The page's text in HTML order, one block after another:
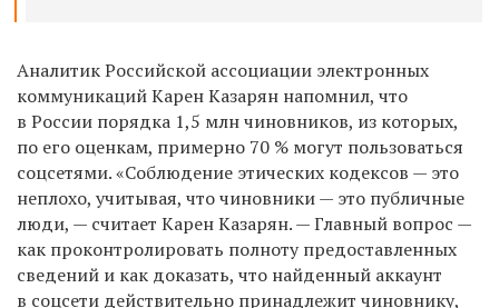
Аналитик Российской ассоциации электронных
коммуникаций Карен Казарян напомнил, что
в России порядка 1,5 млн чиновников, из которых,
по его оценкам, примерно 70 % могут пользоваться
соцсетями. «Соблюдение этических кодексов — это
неплохо, учитывая, что чиновники — это публичные
люди, — считает Карен Казарян. — Главный вопрос —
как проконтролировать полноту предоставленных
сведений и как доказать, что найденный аккаунт
в соцсети действительно принадлежит чиновнику,